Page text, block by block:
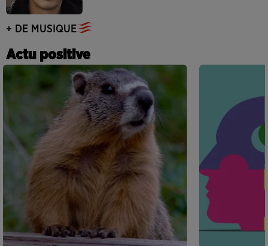
+ DE MUSIQUE
Actu positive